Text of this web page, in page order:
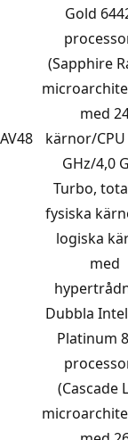
AV48
Gold
(Sapphire
med
kärnor/CPU
GHz/4,0
Turbo,
fysiska
logiska
med
Dubbla
Platinum
(Cascade